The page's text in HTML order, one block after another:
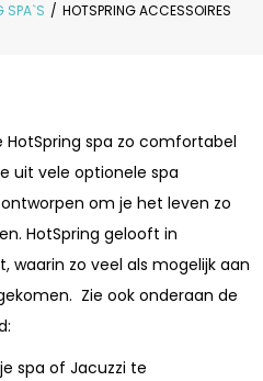
SPA`S / HOTSPRING ACCESSOIRES
HotSpring spa zo comfortabel
uit vele optionele spa
om je het leven zo
HotSpring gelooft in
waarin zo veel als mogelijk aan
Zie ook onderaan de
spa of Jacuzzi te